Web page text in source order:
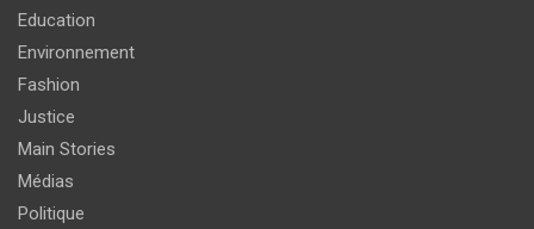
Education
Environnement
Fashion
Justice
Main Stories
Médias
Politique